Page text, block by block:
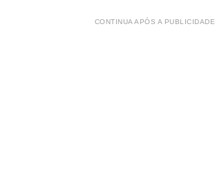
CONTINUA APÓS A PUBLICIDADE